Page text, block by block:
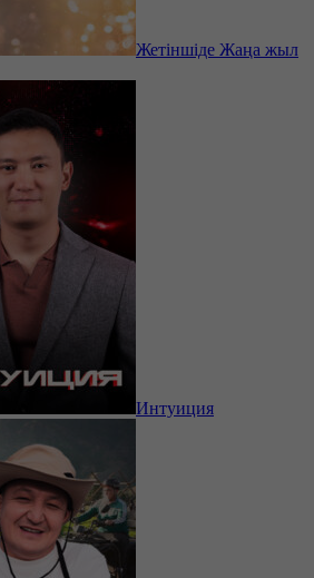
Жетіншіде Жаңа жыл
Интуиция